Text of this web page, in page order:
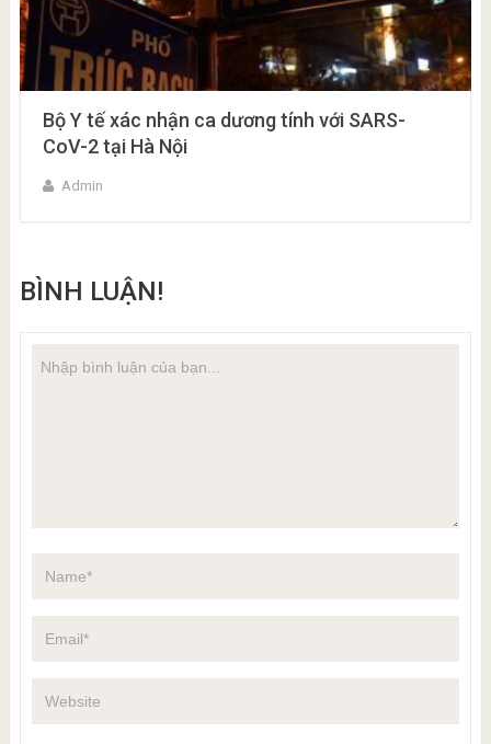
Bộ Y tế xác nhận ca dương tính với SARS-
CoV-2 tại Hà Nội
Admin
BÌNH LUẬN!